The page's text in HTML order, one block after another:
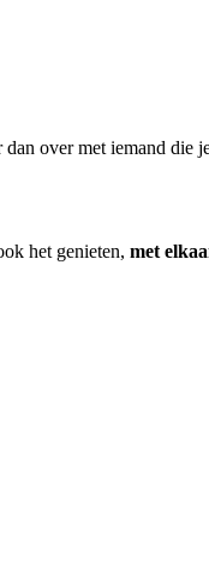
dan over met iemand die
het genieten, met